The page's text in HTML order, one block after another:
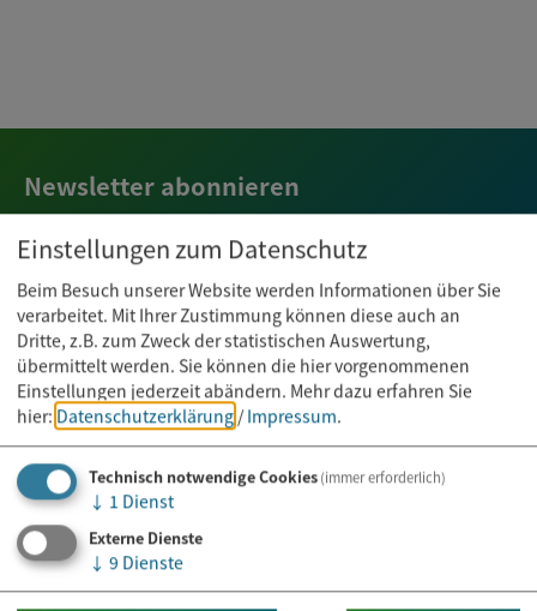
Newsletter abonnieren
E-Mail*
Einstellungen zum Datenschutz
Beim Besuch unserer Website werden Informationen über Sie
verarbeitet. Mit Ihrer Zustimmung können diese auch an
Dritte, z.B. zum Zweck der statistischen Auswertung,
übermittelt werden. Sie können die hier vorgenommenen
Einstellungen jederzeit abändern. Mehr dazu erfahren Sie
hier: Datenschutzerklärung / Impressum.
Technisch notwendige Cookies(immer erforderlich)
↓ 1 Dienst
Externe Dienste
↓ 9 Dienste